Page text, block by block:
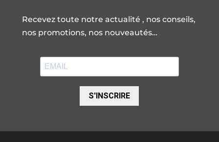
Recevez toute notre actualité , nos conseils,
nos promotions, nos nouveautés…
S'INSCRIRE